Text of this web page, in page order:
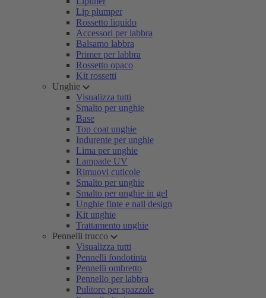
Lip plumper
Rossetto liquido
Accessori per labbra
Balsamo labbra
Primer per labbra
Rossetto opaco
Kit rossetti
Unghie
Visualizza tutti
Smalto per unghie
Base
Top coat unghie
Indurente per unghie
Lima per unghie
Lampade UV
Rimuovi cuticole
Smalto per unghie
Smalto per unghie in gel
Unghie finte e nail design
Kit unghie
Trattamento unghie
Pennelli trucco
Visualizza tutti
Pennelli fondotinta
Pennelli ombretto
Pennello per labbra
Pulitore per spazzole